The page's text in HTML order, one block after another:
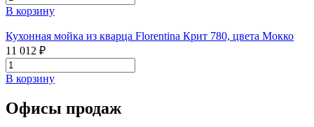
В корзину
Кухонная мойка из кварца Florentina Крит 780, цвета Мокко
11 012 ₽
В корзину
Офисы продаж